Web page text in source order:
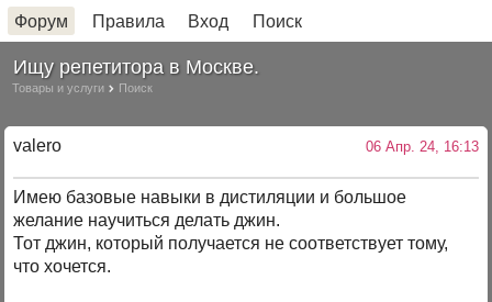
Форум Правила Вход Поиск
Ищу репетитора в Москве.
Товары и услуги Поиск
valero 06 Апр. 24, 16:13
Имею базовые навыки в дистиляции и большое
желание научиться делать джин.
Тот джин, который получается не соответствует тому,
что хочется.